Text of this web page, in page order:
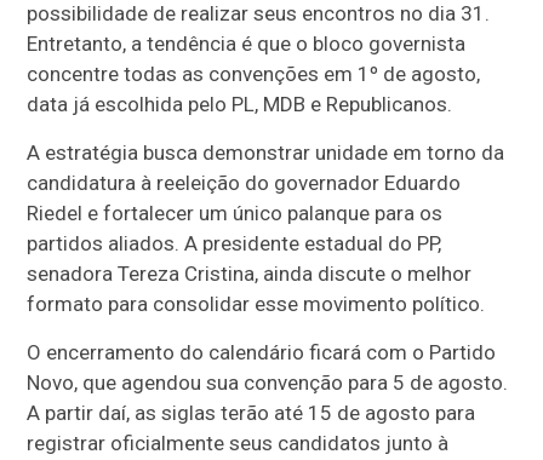
possibilidade de realizar seus encontros no dia 31.
Entretanto, a tendência é que o bloco governista
concentre todas as convenções em 1º de agosto,
data já escolhida pelo PL, MDB e Republicanos.
A estratégia busca demonstrar unidade em torno da
candidatura à reeleição do governador Eduardo
Riedel e fortalecer um único palanque para os
partidos aliados. A presidente estadual do PP,
senadora Tereza Cristina, ainda discute o melhor
formato para consolidar esse movimento político.
O encerramento do calendário ficará com o Partido
Novo, que agendou sua convenção para 5 de agosto.
A partir daí, as siglas terão até 15 de agosto para
registrar oficialmente seus candidatos junto à